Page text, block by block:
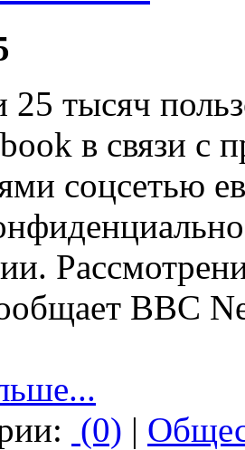
тысяч
в связи с
соцсетью
BBC
(0) |